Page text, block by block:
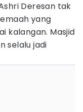
Deresan tak
yang
kalangan. Masjid
selalu jadi